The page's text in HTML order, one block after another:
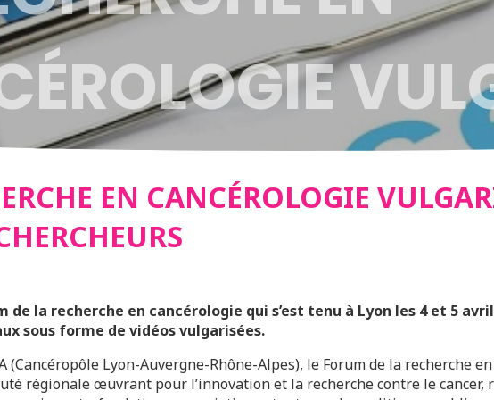
JEUNES
EN CANCÉROLOGIE
de la recherche en cancérologie qui s’est tenu à Lyon les 4 et 5
sous forme de vidéos vulgarisées.
(Cancéropôle Lyon-Auvergne-Rhône-Alpes), le Forum de la recherche
régionale œuvrant pour l’innovation et la recherche contre le cancer,